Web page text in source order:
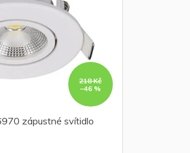
218 Kč
–46 %
zápustné svítidlo